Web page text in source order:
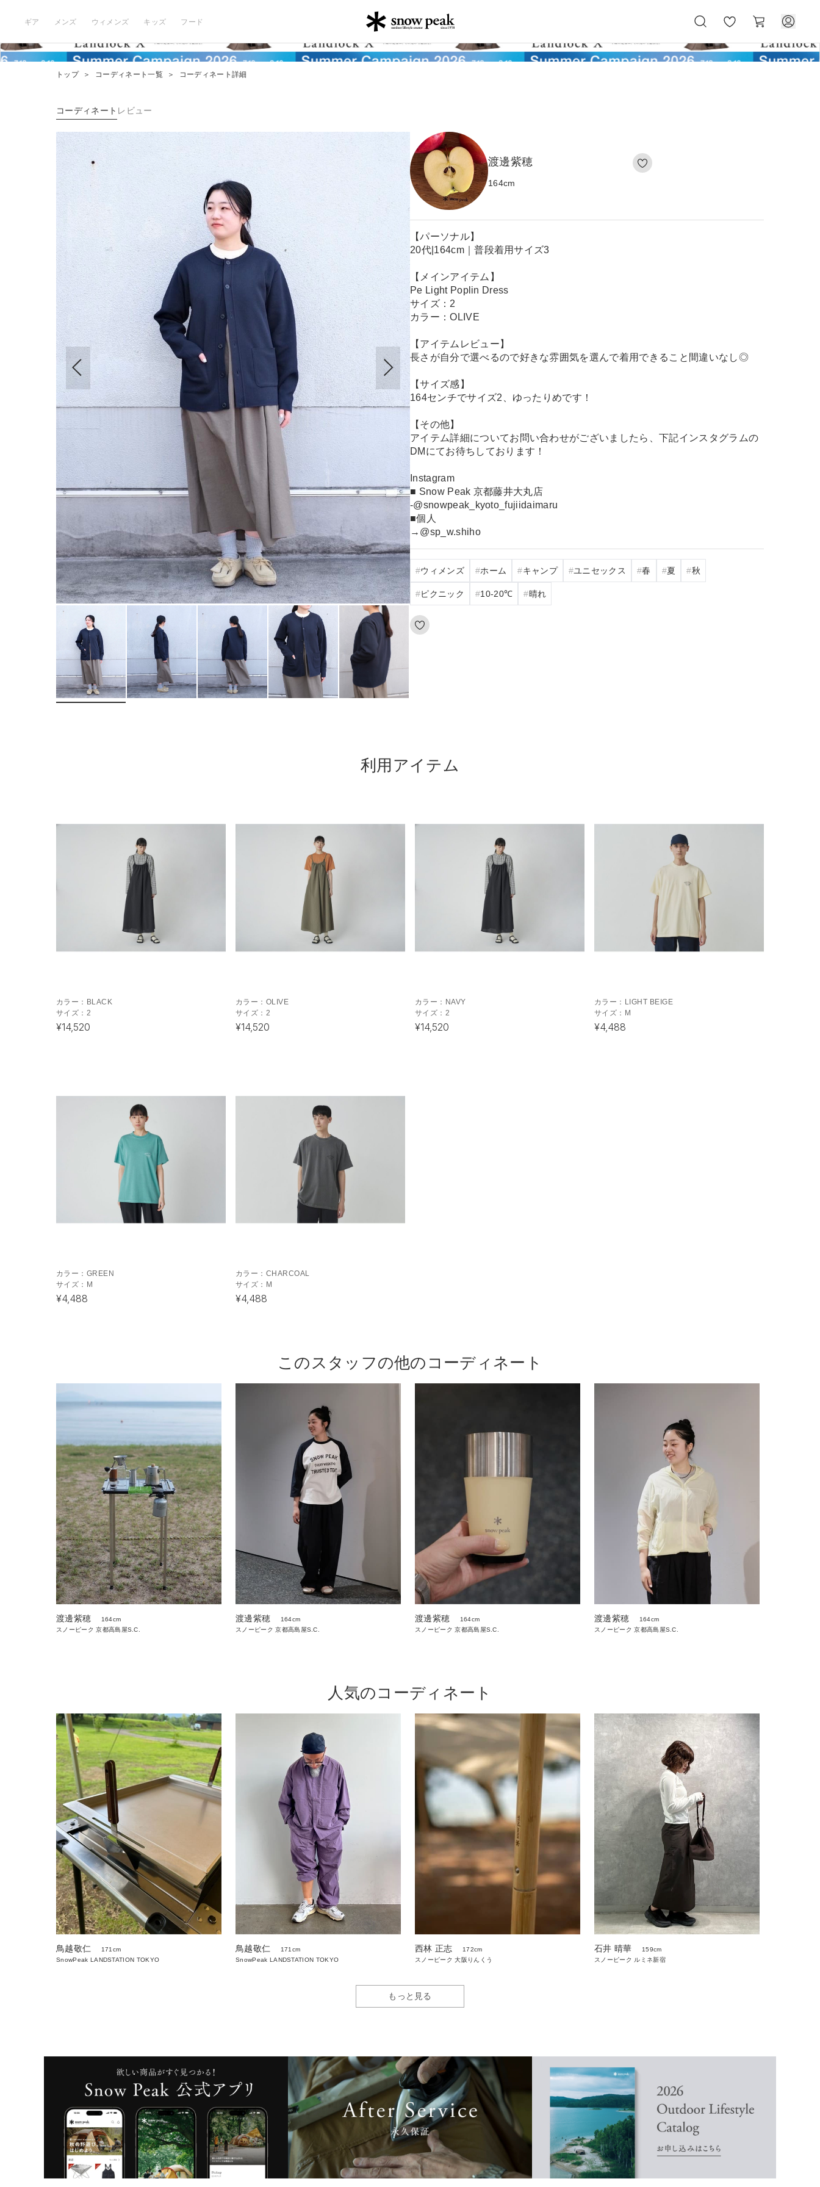
ギア メンズ ウィメンズ キッズ フード
気
に
ー
ト
トップ ＞ コーディネート一覧 ＞ コーディネート詳細
コーディネート レビュー
渡邊紫穂
164cm
【パーソナル】
20代|164cm｜普段着用サイズ3
【メインアイテム】
Pe Light Poplin Dress
サイズ：2
カラー：OLIVE
【アイテムレビュー】
長さが自分で選べるので好きな雰囲気を選んで着用できること間違いなし◎
【サイズ感】
164センチでサイズ2、ゆったりめです！
【その他】
アイテム詳細についてお問い合わせがございましたら、下記インスタグラムの
DMにてお待ちしております！
Instagram
■ Snow Peak 京都藤井大丸店
-@snowpeak_kyoto_fujiidaimaru
■個人
→@sp_w.shiho
ウィメンズ ホーム キャンプ ユニセックス 春 夏 秋
ピクニック 10‐20℃ 晴れ
利用アイテム
カラー： BLACK
サイズ： 2
¥14,520
カラー： OLIVE
サイズ： 2
¥14,520
カラー： NAVY
サイズ： 2
¥14,520
カラー： LIGHT BEIGE
サイズ： M
¥4,488
カラー： GREEN
サイズ： M
¥4,488
カラー： CHARCOAL
サイズ： M
¥4,488
このスタッフの他のコーディネート
渡邊紫穂
164cm
スノーピーク 京都高島屋S.C.
渡邊紫穂
164cm
スノーピーク 京都高島屋S.C.
渡邊紫穂
164cm
スノーピーク 京都高島屋S.C.
渡邊紫穂
164cm
スノーピーク 京都高島屋S.C.
人気のコーディネート
鳥越敬仁
171cm
SnowPeak LANDSTATION TOKYO
鳥越敬仁
171cm
SnowPeak LANDSTATION TOKYO
西林 正志
172cm
スノーピーク 大阪りんくう
石井 晴華
159cm
スノーピーク ルミネ新宿
もっと見る